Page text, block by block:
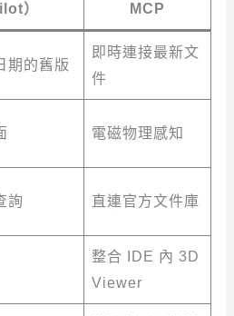
）
MCP
期的舊版
即時連接最新文
件
電磁物理感知
詢 直連官方文件庫
整合 IDE 內 3D
Viewer